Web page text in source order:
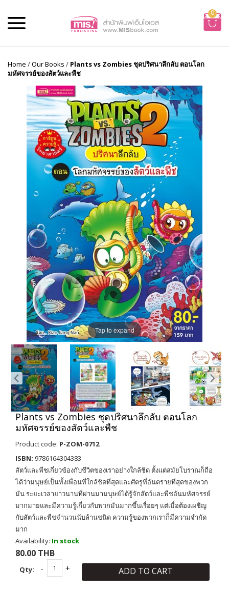
0
Home /Our Books / Plants vs Zombies ชุดปริศนาลึกลับ ตอนโลก
มหัศจรรย์ของสัตว์และพืช
Tap to expand
Plants vs Zombies ชุดปริศนาลึกลับ ตอนโลก
มหัศจรรย์ของสัตว์และพืช
Product code: P-ZOM-0712
ISBN: 9786164304383
สัตว์และพืชเกี่ยวข้องกับชีวิตของเราอย่างใกล้ชิด ตั้งแต่สมัยโบราณก็ถือ
ได้ว่ามนุษย์เป็นทั้งเพื่อนที่ใกล้ชิดที่สุดและศัตรูที่อันตรายที่สุดของพวก
มัน ระยะเวลายาวนานที่ผ่านมามนุษย์ได้รู้จักสัตว์และพืชอันมหัศจรรย์
มากมายและมีความรู้เกี่ยวกับพวกมันมากขึ้นเรื่อยๆ แต่เมื่อต้องเผชิญ
กับสัตว์และพืชจำนวนนับล้านชนิด ความรู้ของพวกเราก็มีความจำกัด
มาก
Availability: In stock
80.00 THB
Qty: ADD TO CART